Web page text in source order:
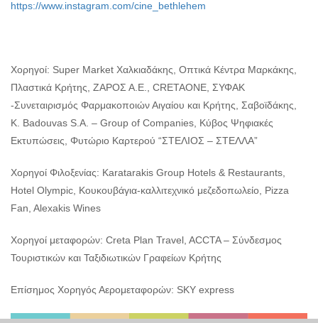
https://www.instagram.com/cine_bethlehem
Χορηγοί: Super Market Χαλκιαδάκης, Οπτικά Κέντρα Μαρκάκης,
Πλαστικά Κρήτης, ΖΑΡΟΣ Α.Ε., CRETAONE, ΣΥΦΑΚ
-Συνεταιρισμός Φαρμακοποιών Αιγαίου και Κρήτης, Σαβοϊδάκης,
K. Badouvas S.A. – Group of Companies, Κύβος Ψηφιακές
Εκτυπώσεις, Φυτώριο Καρτερού “ΣΤΕΛΙΟΣ – ΣΤΕΛΛΑ”
Χορηγοί Φιλοξενίας: Karatarakis Group Hotels & Restaurants,
Hotel Olympic, Κουκουβάγια-καλλιτεχνικό μεζεδοπωλείο, Pizza
Fan, Alexakis Wines
Χορηγοί μεταφορών: Creta Plan Travel, ACCTA – Σύνδεσμος
Τουριστικών και Ταξιδιωτικών Γραφείων Κρήτης
Επίσημος Χορηγός Αερομεταφορών: SKY express